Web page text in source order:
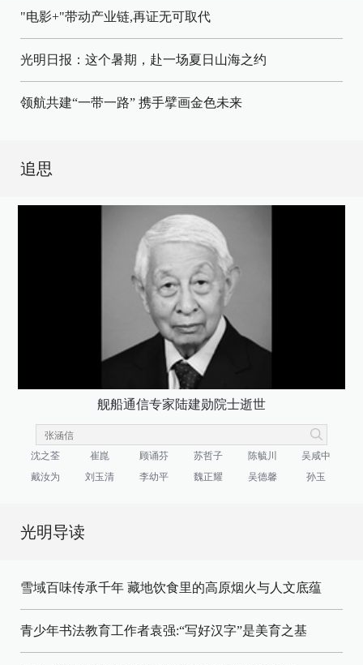
"电影+"带动产业链,再证无可取代
光明日报：这个暑期，赴一场夏日山海之约
领航共建“一带一路” 携手擘画金色未来
追思
舰船通信专家陆建勋院士逝世
沈之荃 崔崑 顾诵芬 苏哲子 陈毓川
吴咸中
戴汝为
刘玉清 李幼平 魏正耀 吴德馨 孙玉
光明导读
雪域百味传承千年 藏地饮食里的高原烟火与人文底蕴
青少年书法教育工作者袁强:“写好汉字”是美育之基